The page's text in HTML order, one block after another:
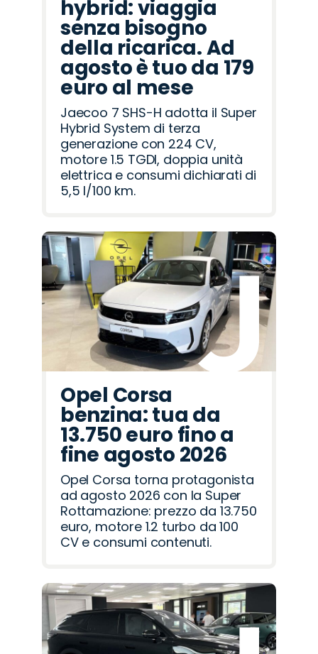
hybrid: viaggia
senza bisogno
della ricarica. Ad
agosto è tuo da 179
euro al mese
Jaecoo 7 SHS-H adotta il Super
Hybrid System di terza
generazione con 224 CV,
motore 1.5 TGDI, doppia unità
elettrica e consumi dichiarati di
5,5 l/100 km.
Opel Corsa
benzina: tua da
13.750 euro fino a
fine agosto 2026
Opel Corsa torna protagonista
ad agosto 2026 con la Super
Rottamazione: prezzo da 13.750
euro, motore 1.2 turbo da 100
CV e consumi contenuti.